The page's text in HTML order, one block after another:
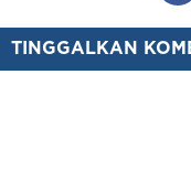
TINGGALKAN